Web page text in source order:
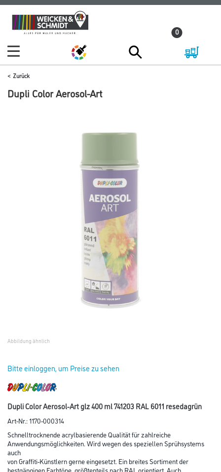
Zum
Inhalt
Zum
Navigationsmenü
0
Zurück
Dupli Color Aerosol-Art
Abbildung ähnlich
Bitte einloggen, um Preise zu sehen
Dupli Color Aerosol-Art glz 400 ml 741203 RAL 6011 resedagrün
Art-Nr.:1170-000314
Schnelltrocknende acrylbasierende Qualität für zahlreiche
Anwendungsmöglichkeiten. Wird wegen des speziellen Sprühsystems
auch
von Graffiti-Künstlern gerne eingesetzt. Ein breites Sortiment der
bestgängigen Farbtöne, größtenteils nach RAL orientiert. Auch